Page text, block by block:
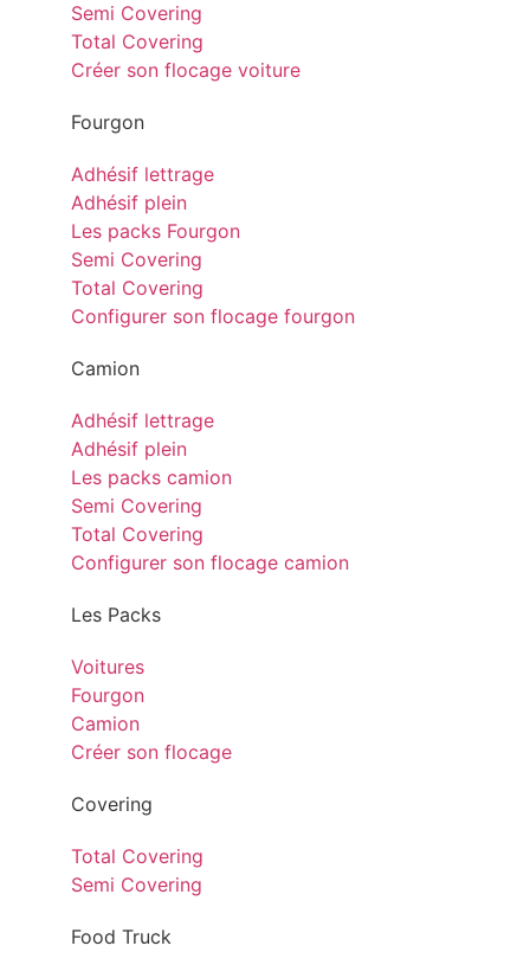
Semi Covering
Total Covering
Créer son flocage voiture
Fourgon
Adhésif lettrage
Adhésif plein
Les packs Fourgon
Semi Covering
Total Covering
Configurer son flocage fourgon
Camion
Adhésif lettrage
Adhésif plein
Les packs camion
Semi Covering
Total Covering
Configurer son flocage camion
Les Packs
Voitures
Fourgon
Camion
Créer son flocage
Covering
Total Covering
Semi Covering
Food Truck